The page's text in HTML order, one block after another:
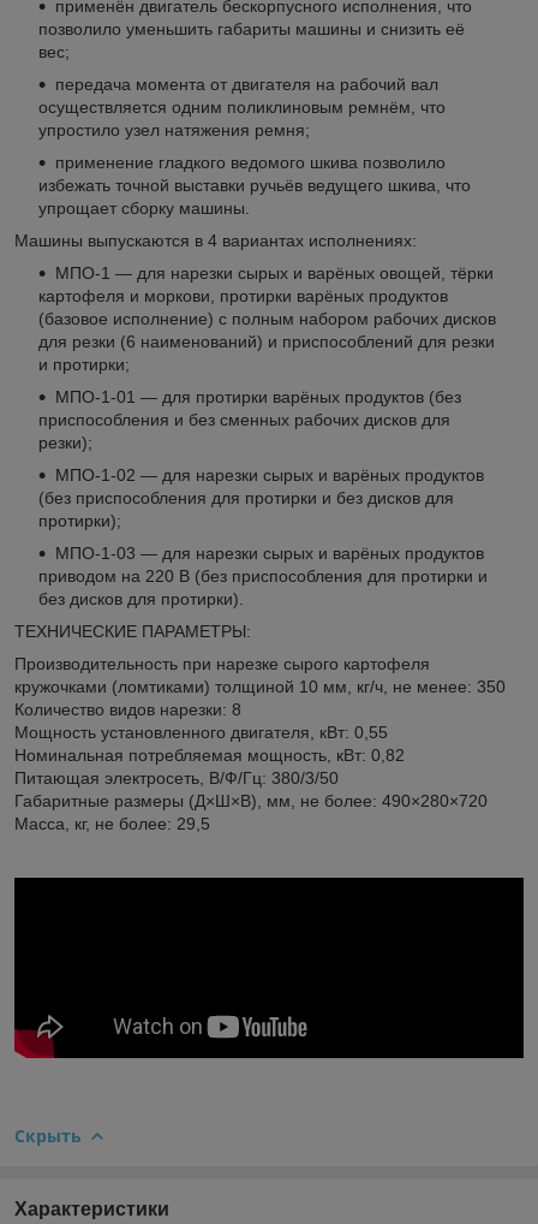
применён двигатель бескорпусного исполнения, что
позволило уменьшить габариты машины и снизить её
вес;
передача момента от двигателя на рабочий вал
осуществляется одним поликлиновым ремнём, что
упростило узел натяжения ремня;
применение гладкого ведомого шкива позволило
избежать точной выставки ручьёв ведущего шкива, что
упрощает сборку машины.
Машины выпускаются в 4 вариантах исполнениях:
МПО-1 — для нарезки сырых и варёных овощей, тёрки
картофеля и моркови, протирки варёных продуктов
(базовое исполнение) с полным набором рабочих дисков
для резки (6 наименований) и приспособлений для резки
и протирки;
МПО-1-01 — для протирки варёных продуктов (без
приспособления и без сменных рабочих дисков для
резки);
МПО-1-02 — для нарезки сырых и варёных продуктов
(без приспособления для протирки и без дисков для
протирки);
МПО-1-03 — для нарезки сырых и варёных продуктов
приводом на 220 В (без приспособления для протирки и
без дисков для протирки).
ТЕХНИЧЕСКИЕ ПАРАМЕТРЫ:
Производительность при нарезке сырого картофеля
кружочками (ломтиками) толщиной 10 мм, кг/ч, не менее: 350
Количество видов нарезки: 8
Мощность установленного двигателя, кВт: 0,55
Номинальная потребляемая мощность, кВт: 0,82
Питающая электросеть, В/Ф/Гц: 380/3/50
Габаритные размеры (Д×Ш×В), мм, не более: 490×280×720
Масса, кг, не более: 29,5
Скрыть
Характеристики